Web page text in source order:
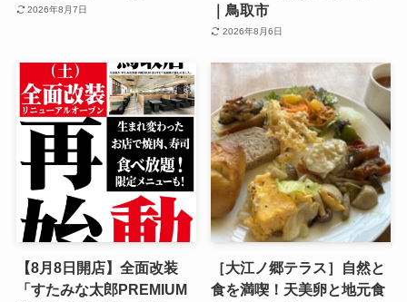
2026年8月7日
｜鳥取市
2026年8月6日
【8月8日開店】全面改装
「すたみな太郎PREMIUM
［大江ノ郷テラス］自然と
食を満喫！天美卵と地元食